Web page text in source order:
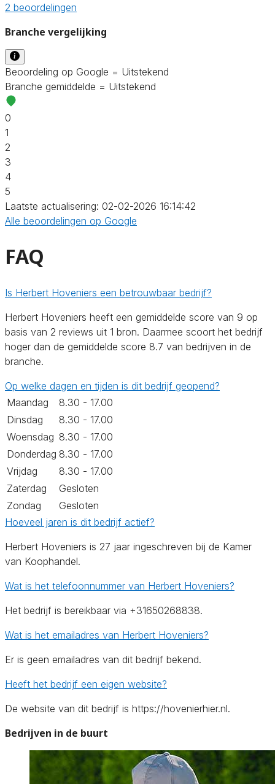
2 beoordelingen
Branche vergelijking
Beoordeling op Google = Uitstekend
Branche gemiddelde = Uitstekend
0
1
2
3
4
5
Laatste actualisering: 02-02-2026 16:14:42
Alle beoordelingen op Google
FAQ
Is Herbert Hoveniers een betrouwbaar bedrijf?
Herbert Hoveniers heeft een gemiddelde score van 9 op
basis van 2 reviews uit 1 bron. Daarmee scoort het bedrijf
hoger dan de gemiddelde score 8.7 van bedrijven in de
branche.
Op welke dagen en tijden is dit bedrijf geopend?
Maandag
8.30 - 17.00
Dinsdag
8.30 - 17.00
Woensdag 8.30 - 17.00
Donderdag 8.30 - 17.00
Vrijdag
8.30 - 17.00
Zaterdag
Gesloten
Zondag
Gesloten
Hoeveel jaren is dit bedrijf actief?
Herbert Hoveniers is 27 jaar ingeschreven bij de Kamer
van Koophandel.
Wat is het telefoonnummer van Herbert Hoveniers?
Het bedrijf is bereikbaar via +31650268838.
Wat is het emailadres van Herbert Hoveniers?
Er is geen emailadres van dit bedrijf bekend.
Heeft het bedrijf een eigen website?
De website van dit bedrijf is https://hovenierhier.nl.
Bedrijven in de buurt